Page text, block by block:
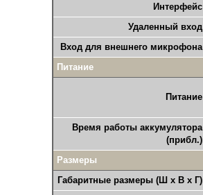
Интерфейс
Удаленный вход
Вход для внешнего микрофона
Питание
Питание
Время работы аккумулятора
(прибл.)
Размеры
Габаритные размеры (Ш х В х Г)